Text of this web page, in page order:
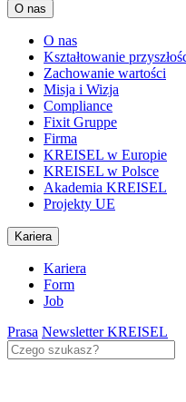
O nas
O nas
Kształtowanie
Zachowanie wartości
Misja i Wizja
Compliance
Fixit Gruppe
Firma
KREISEL w Europie
KREISEL w Polsce
Akademia KREISEL
Projekty UE
Kariera
Kariera
Form
Job
Prasa Newsletter KREISEL